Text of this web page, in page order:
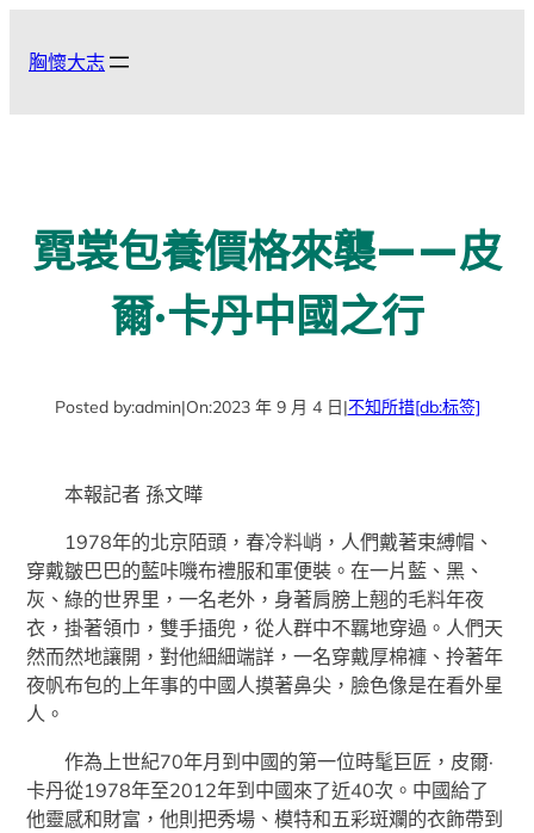
胸懷大志
霓裳包養價格來襲——皮
爾·卡丹中國之行
Posted by:admin|On:2023 年 9 月 4 日|不知所措[db:标签]
本報記者 孫文曄
1978年的北京陌頭，春冷料峭，人們戴著束縛帽、
穿戴皺巴巴的藍咔嘰布禮服和軍便裝。在一片藍、黑、
灰、綠的世界里，一名老外，身著肩膀上翹的毛料年夜
衣，掛著領巾，雙手插兜，從人群中不羈地穿過。人們天
然而然地讓開，對他細細端詳，一名穿戴厚棉褲、拎著年
夜帆布包的上年事的中國人摸著鼻尖，臉色像是在看外星
人。
作為上世紀70年月到中國的第一位時髦巨匠，皮爾·
卡丹從1978年至2012年到中國來了近40次。中國給了
他靈感和財富，他則把秀場、模特和五彩斑斕的衣飾帶到